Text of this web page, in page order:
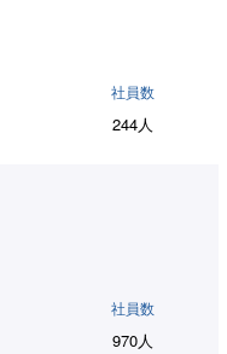
社員数
244人
社員数
970人